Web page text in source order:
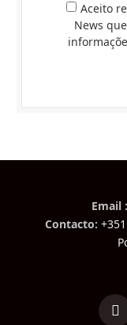
Aceito
News
Email :
Contacto: